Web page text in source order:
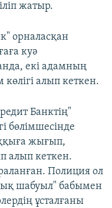
жатыр.
орналасқан
куә
екі адамның
алып кеткен.
Банктің"
бөлімшесінде
жығып,
алып кеткен.
Полиция ол
шабуыл" бабымен
ұсталғаны